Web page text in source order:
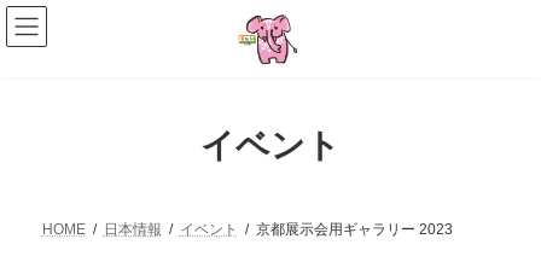
コ
ン
テ
ナ
ビ
ゲ
イベント
HOME 日本情報 イベント 京都展示会用ギャラリー 2023